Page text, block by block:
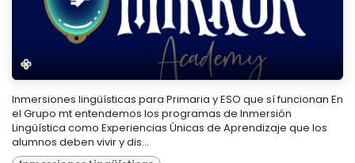
Inmersiones lingüísticas para Primaria y ESO que sí funcionan En
el Grupo mt entendemos los programas de Inmersión
Lingüística como Experiencias Únicas de Aprendizaje que los
alumnos deben vivir y dis...